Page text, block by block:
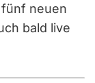
fünf neuen
bald live